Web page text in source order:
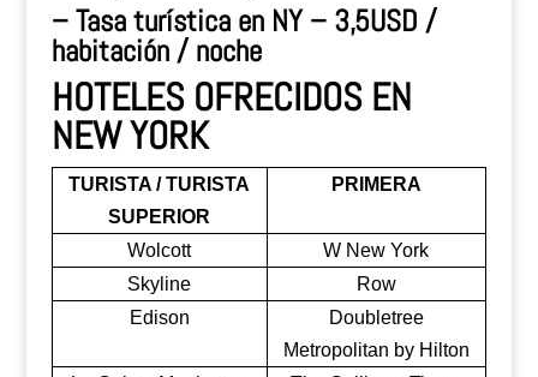
– Tasa turística en NY – 3,5USD /
habitación / noche
HOTELES OFRECIDOS EN
NEW YORK
TURISTA / TURISTA
SUPERIOR
PRIMERA
Wolcott
W New York
Skyline
Row
Edison
Doubletree
Metropolitan by Hilton